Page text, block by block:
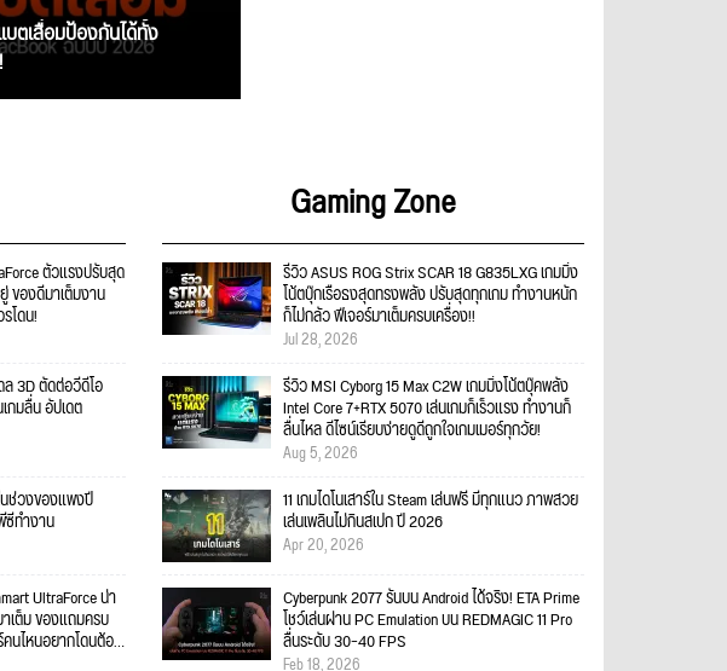
ตเสื่อมป้องกันได้ทั้ง
ตัวแรงปรับสุด
ของดีมาเต็มงาน
โดน!
3D ตัดต่อวีดีโอ
กมลื่น อัปเดต
ช่วงของแพงปี
ซีทำงาน
UltraForce น่า
เต็ม ของแถมครบ
คนไหนอยากโดนต้อง
Gaming Zone
รีวิว ASUS ROG Strix SCAR 18 G835LXG เกมมิ่ง
โน้ตบุ๊กเรือธงสุดทรงพลัง ปรับสุดทุกเกม ทำงานหนัก
ก็ไม่กลัว ฟีเจอร์มาเต็มครบเครื่อง!!
Jul 28, 2026
รีวิว MSI Cyborg 15 Max C2W เกมมิ่งโน้ตบุ๊คพลัง
Intel Core 7+RTX 5070 เล่นเกมก็เร็วแรง ทำงานก็
ลื่นไหล ดีไซน์เรียบง่ายดูดีถูกใจเกมเมอร์ทุกวัย!
Aug 5, 2026
11 เกมไดโนเสาร์ใน Steam เล่นฟรี มีทุกแนว ภาพสวย
เล่นเพลินไม่กินสเปก ปี 2026
Apr 20, 2026
Cyberpunk 2077 รันบน Android ได้จริง! ETA Prime
โชว์เล่นผ่าน PC Emulation บน REDMAGIC 11 Pro
ลื่นระดับ 30–40 FPS